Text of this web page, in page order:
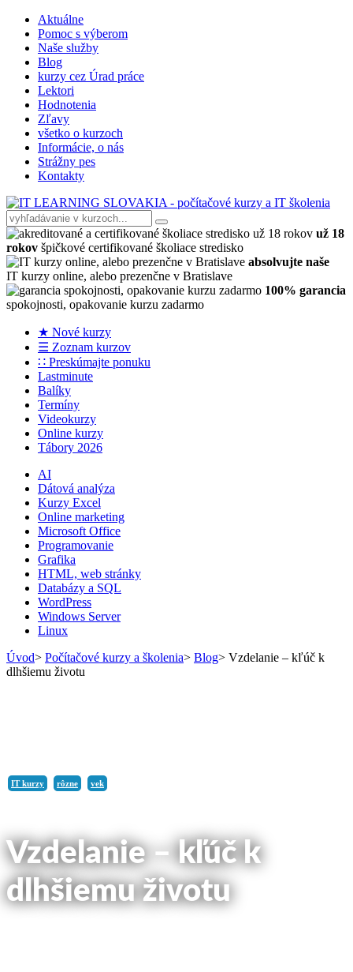
Aktuálne
Pomoc s výberom
Naše služby
Blog
kurzy cez Úrad práce
Lektori
Hodnotenia
Zľavy
všetko o kurzoch
Informácie, o nás
Strážny pes
Kontakty
už 18
rokov špičkové certifikované školiace stredisko
absolvujte naše
IT kurzy online, alebo prezenčne v Bratislave
100% garancia
spokojnosti, opakovanie kurzu zadarmo
★ Nové kurzy
☰ Zoznam kurzov
∷ Preskúmajte ponuku
Lastminute
Balíky
Termíny
Videokurzy
Online kurzy
Tábory 2026
AI
Dátová analýza
Kurzy Excel
Online marketing
Microsoft Office
Programovanie
Grafika
HTML, web stránky
Databázy a SQL
WordPress
Windows Server
Linux
Úvod> Počítačové kurzy a školenia> Blog> Vzdelanie – kľúč k
dlhšiemu životu
IT kurzy rôzne vek
Vzdelanie – kľúč k
dlhšiemu životu